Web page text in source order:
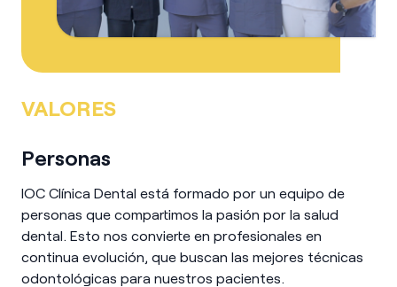
VALORES
Personas
IOC Clínica Dental está formado por un equipo de
personas que compartimos la pasión por la salud
dental. Esto nos convierte en profesionales en
continua evolución, que buscan las mejores técnicas
odontológicas para nuestros pacientes.